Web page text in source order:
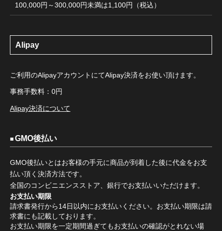
100,000円～300,000円未満は1,100円（税込）
Alipay
ご利用のAlipayアカウントにてAlipay決済をお使い頂けます。
事務手数料：0円
Alipay決済について
GMO後払い
GMO後払いとはお客様の手元に商品が到着した後に代金をお支
払い頂く決済方法です。
全国のコンビニエンスストア、銀行でお支払いいただけます。
お支払い期限
請求書発行から14日以内にお支払いください。お支払い期限は請
求書にも記載しております。
お支払い期限を一定期間過ぎてもお支払いの確認がとれない場